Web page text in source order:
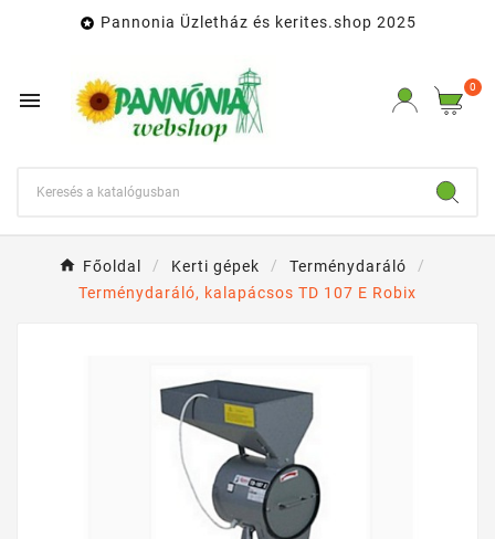
 Pannonia Üzletház és kerites.shop 2025

0
Főoldal Kerti gépek
Terménydaráló
Terménydaráló, kalapácsos TD 107 E Robix